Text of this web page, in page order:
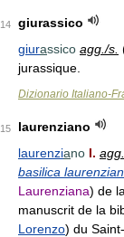
14
giurassico
giurassico agg./s.
jurassique.
Dizionario Italiano-
15
laurenziano
laurenziano I. agg.
basilica
Laurenziana) de
manuscrit de la
Lorenzo) du